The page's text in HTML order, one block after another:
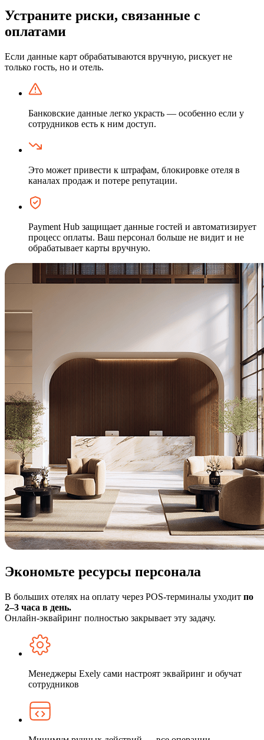
Устраните риски, связанные с
оплатами
Если данные карт обрабатываются вручную, рискует не
только гость, но и отель.
Банковские данные легко украсть — особенно если у
сотрудников есть к ним доступ.
Это может привести к штрафам, блокировке отеля в
каналах продаж и потере репутации.
Payment Hub защищает данные гостей и автоматизирует
процесс оплаты. Ваш персонал больше не видит и не
обрабатывает карты вручную.
Экономьте ресурсы персонала
В больших отелях на оплату через POS-терминалы уходит по
2–3 часа в день.
Онлайн-эквайринг полностью закрывает эту задачу.
Менеджеры Exely сами настроят эквайринг и обучат
сотрудников